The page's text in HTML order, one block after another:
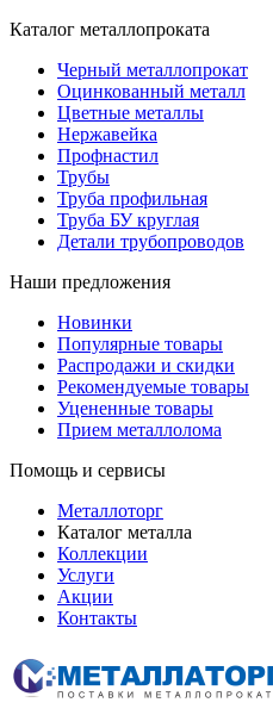
Каталог металлопроката
Черный металлопрокат
Оцинкованный металл
Цветные металлы
Нержавейка
Профнастил
Трубы
Труба профильная
Труба БУ круглая
Детали трубопроводов
Наши предложения
Новинки
Популярные товары
Распродажи и скидки
Рекомендуемые товары
Уцененные товары
Прием металлолома
Помощь и сервисы
Металлоторг
Каталог металла
Коллекции
Услуги
Акции
Контакты